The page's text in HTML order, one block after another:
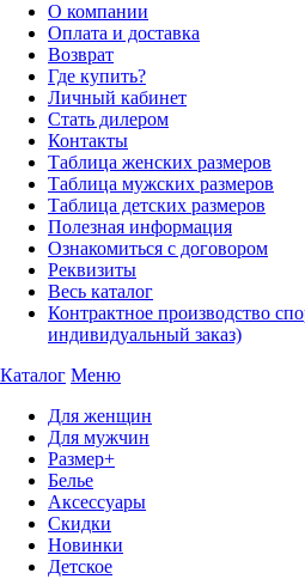
О компании
Оплата и доставка
Возврат
Где купить?
Личный кабинет
Стать дилером
Контакты
Таблица женских размеров
Таблица мужских размеров
Таблица детских размеров
Полезная информация
Ознакомиться с договором
Реквизиты
Весь каталог
Контрактное производство
индивидуальный заказ)
Каталог Меню
Для женщин
Для мужчин
Размер+
Белье
Аксессуары
Скидки
Новинки
Детское